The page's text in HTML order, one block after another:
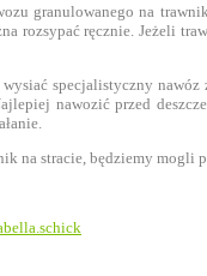
granulowanego na
rozsypać ręcznie. Jeżeli
specjalistyczny
nawozić przed
na stracie, będziemy mogli